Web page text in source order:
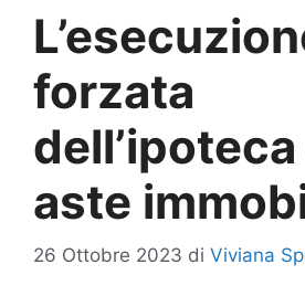
forzata
aste
26 Ottobre 2023 di Viviana